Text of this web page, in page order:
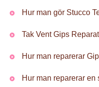
Hur man gör Stucco
Tak Vent Gips
Hur man reparerar
Hur man reparerar en